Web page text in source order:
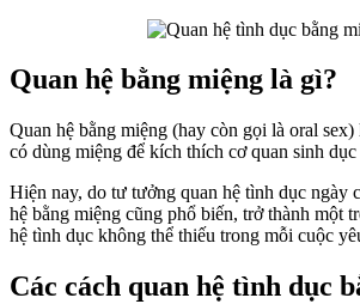
Quan hệ bằng miệng là gì?
Quan hệ bằng miệng (hay còn gọi là oral
có dùng miệng để kích thích cơ quan sinh
Hiện nay, do tư tưởng quan hệ tình dục ngày
hệ bằng miệng cũng phổ biến, trở thành một
hệ tình dục không thể thiếu trong mỗi cuộc
Các cách quan hệ tình dục